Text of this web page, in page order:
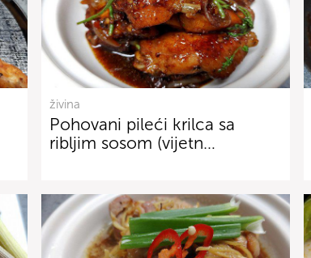
živina
Pohovani pileći krilca sa
ribljim sosom (vijetn…